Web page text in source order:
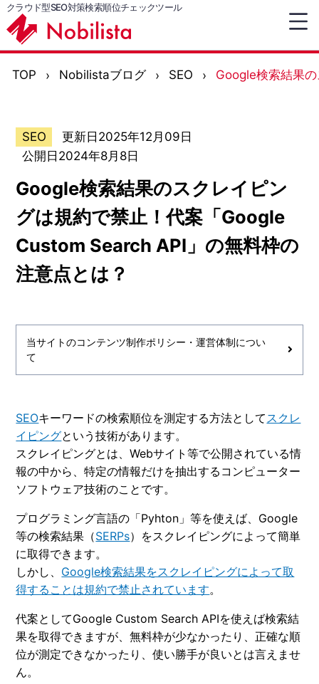
クラウド型SEO対策検索順位チェックツール
TOP Nobilistaブログ SEO Google検索結果
SEO
更新日2025年12月09日
公開日2024年8月8日
Google検索結果のスクレイピン
グは規約で禁止！代案「Google
Custom Search API」の無料枠の
注意点とは？
当サイトのコンテンツ制作ポリシー・運営体制につい
て
SEOキーワードの検索順位を測定する方法としてスクレ
イピングという技術があります。
スクレイピングとは、Webサイト等で公開されている情
報の中から、特定の情報だけを抽出するコンピューター
ソフトウェア技術のことです。
プログラミング言語の「Pyhton」等を使えば、Google
等の検索結果（SERPs）をスクレイピングによって簡単
に取得できます。
しかし、 Google検索結果をスクレイピングによって取
得することは規約で禁止されています。
代案としてGoogle Custom Search APIを使えば検索結
果を取得できますが、無料枠が少なかったり、正確な順
位が測定できなかったり、使い勝手が良いとは言えませ
ん。